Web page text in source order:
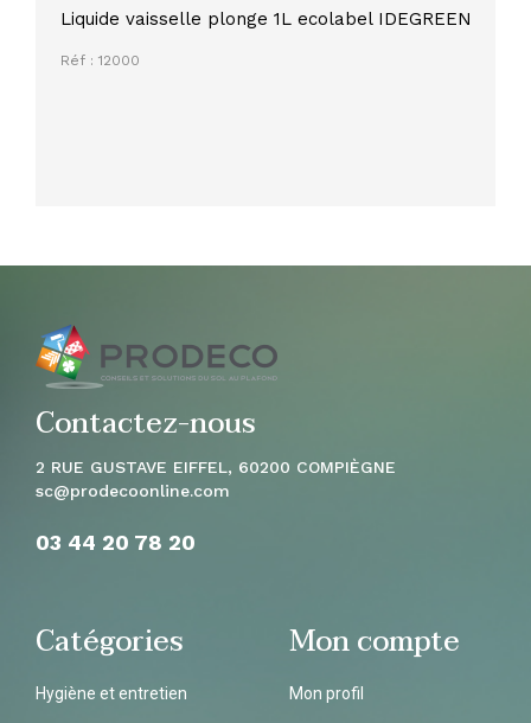
Liquide vaisselle plonge 1L ecolabel IDEGREEN
Réf : 12000
Contactez-nous
2 RUE GUSTAVE EIFFEL, 60200 COMPIÈGNE
sc@prodecoonline.com
03 44 20 78 20
Catégories
Hygiène et entretien
Mon compte
Mon profil